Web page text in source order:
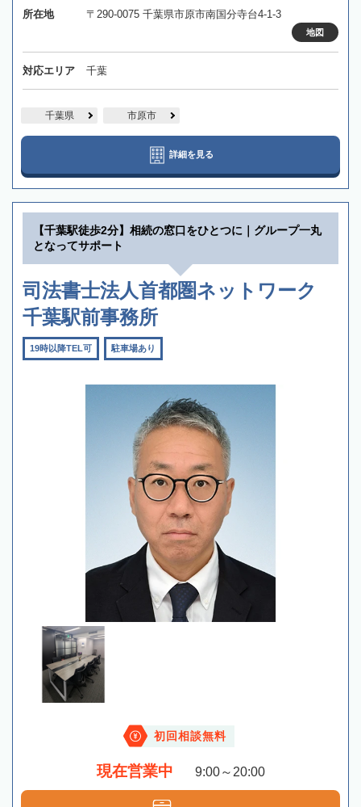
所在地 〒290-0075 千葉県市原市南国分寺台4-1-3
地図
対応エリア 千葉
千葉県 市原市
詳細を見る
【千葉駅徒歩2分】相続の窓口をひとつに｜グループ一丸
となってサポート
司法書士法人首都圏ネットワーク
千葉駅前事務所
19時以降TEL可 駐車場あり
初回相談無料
現在営業中 9:00～20:00